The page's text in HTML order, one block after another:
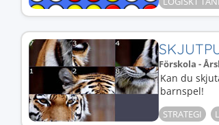
Förskola -
Kan du
barnspel!
STRATEGI